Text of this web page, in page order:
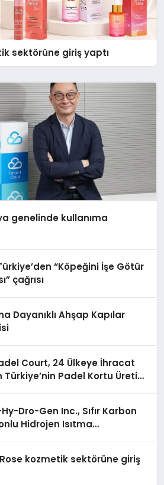
sektörüne giriş yaptı
genelinde kullanıma
“Köpeğini İşe Götür
çağrısı
Dayanıklı Ahşap Kapılar
Court, 24 Ülkeye İhracat
Türkiye’nin Padel Kortu Üretim
Dro-Gen Inc., Sıfır Karbon
Hidrojen Isıtma
kozmetik sektörüne giriş